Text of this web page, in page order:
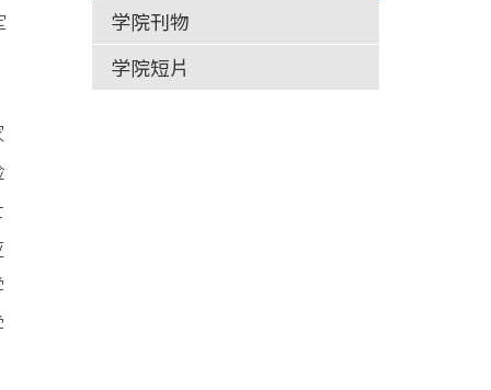
学院刊物
学院短片